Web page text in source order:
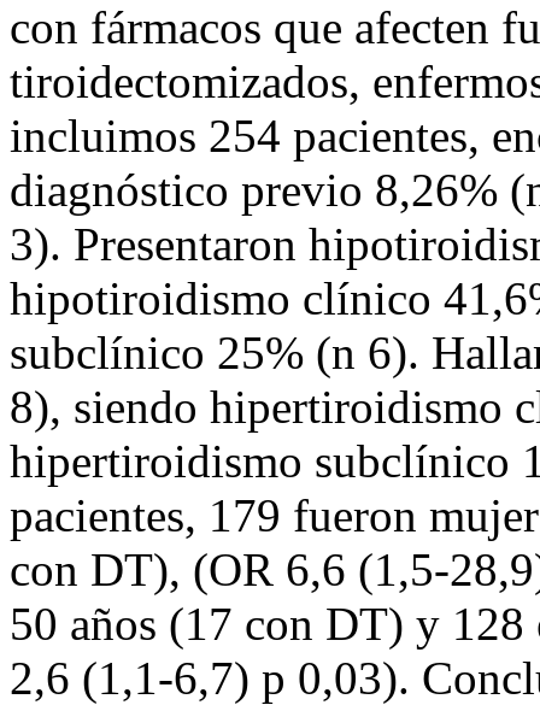
con fármacos que afecten
tiroidectomizados,
incluimos 254 pacientes,
diagnóstico previo 8,26%
3). Presentaron
hipotiroidismo clínico
subclínico 25% (n 6).
8), siendo hipertiroidismo
hipertiroidismo subclínico
pacientes, 179 fueron
con DT), (OR 6,6 (1,5-
50 años (17 con DT) y
2,6 (1,1-6,7) p 0,03).